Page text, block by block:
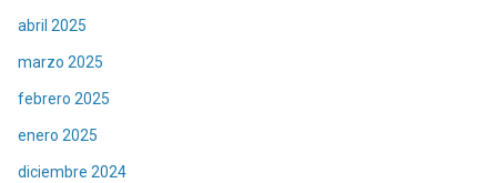
abril 2025
marzo 2025
febrero 2025
enero 2025
diciembre 2024